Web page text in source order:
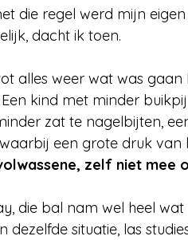
die regel werd mijn
dacht ik toen.
alles weer wat was gaan
kind met minder
zat te nagelbijten,
een grote druk van
zelf niet mee
die bal nam wel heel wat
situatie, las